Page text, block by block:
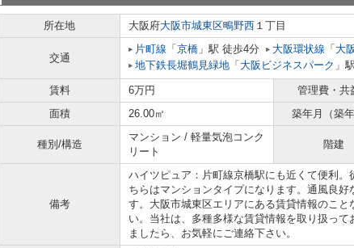
所在地 大阪府大阪市城東区鴫野西 １丁目
交通
片町線 「 京橋 」駅 徒歩4分 大阪環状線 「 大
地下鉄長堀鶴見緑地 「 大阪ビジネスパーク 」
賃料 6万円 管理費・共
面積
26.00㎡ 築年月（築年
種別/構造
マンション / 軽量気泡コンク
リート
階建
備考
ハイツピュア：片町線京橋駅にも近くて便利。
ちらはマンションタイプになります。通風良
す。大阪市城東区エリアにある賃貸情報のこ
い。当社は、多種多様な賃貸情報を取り扱っ
ましたら、お気軽にご連絡下さい。